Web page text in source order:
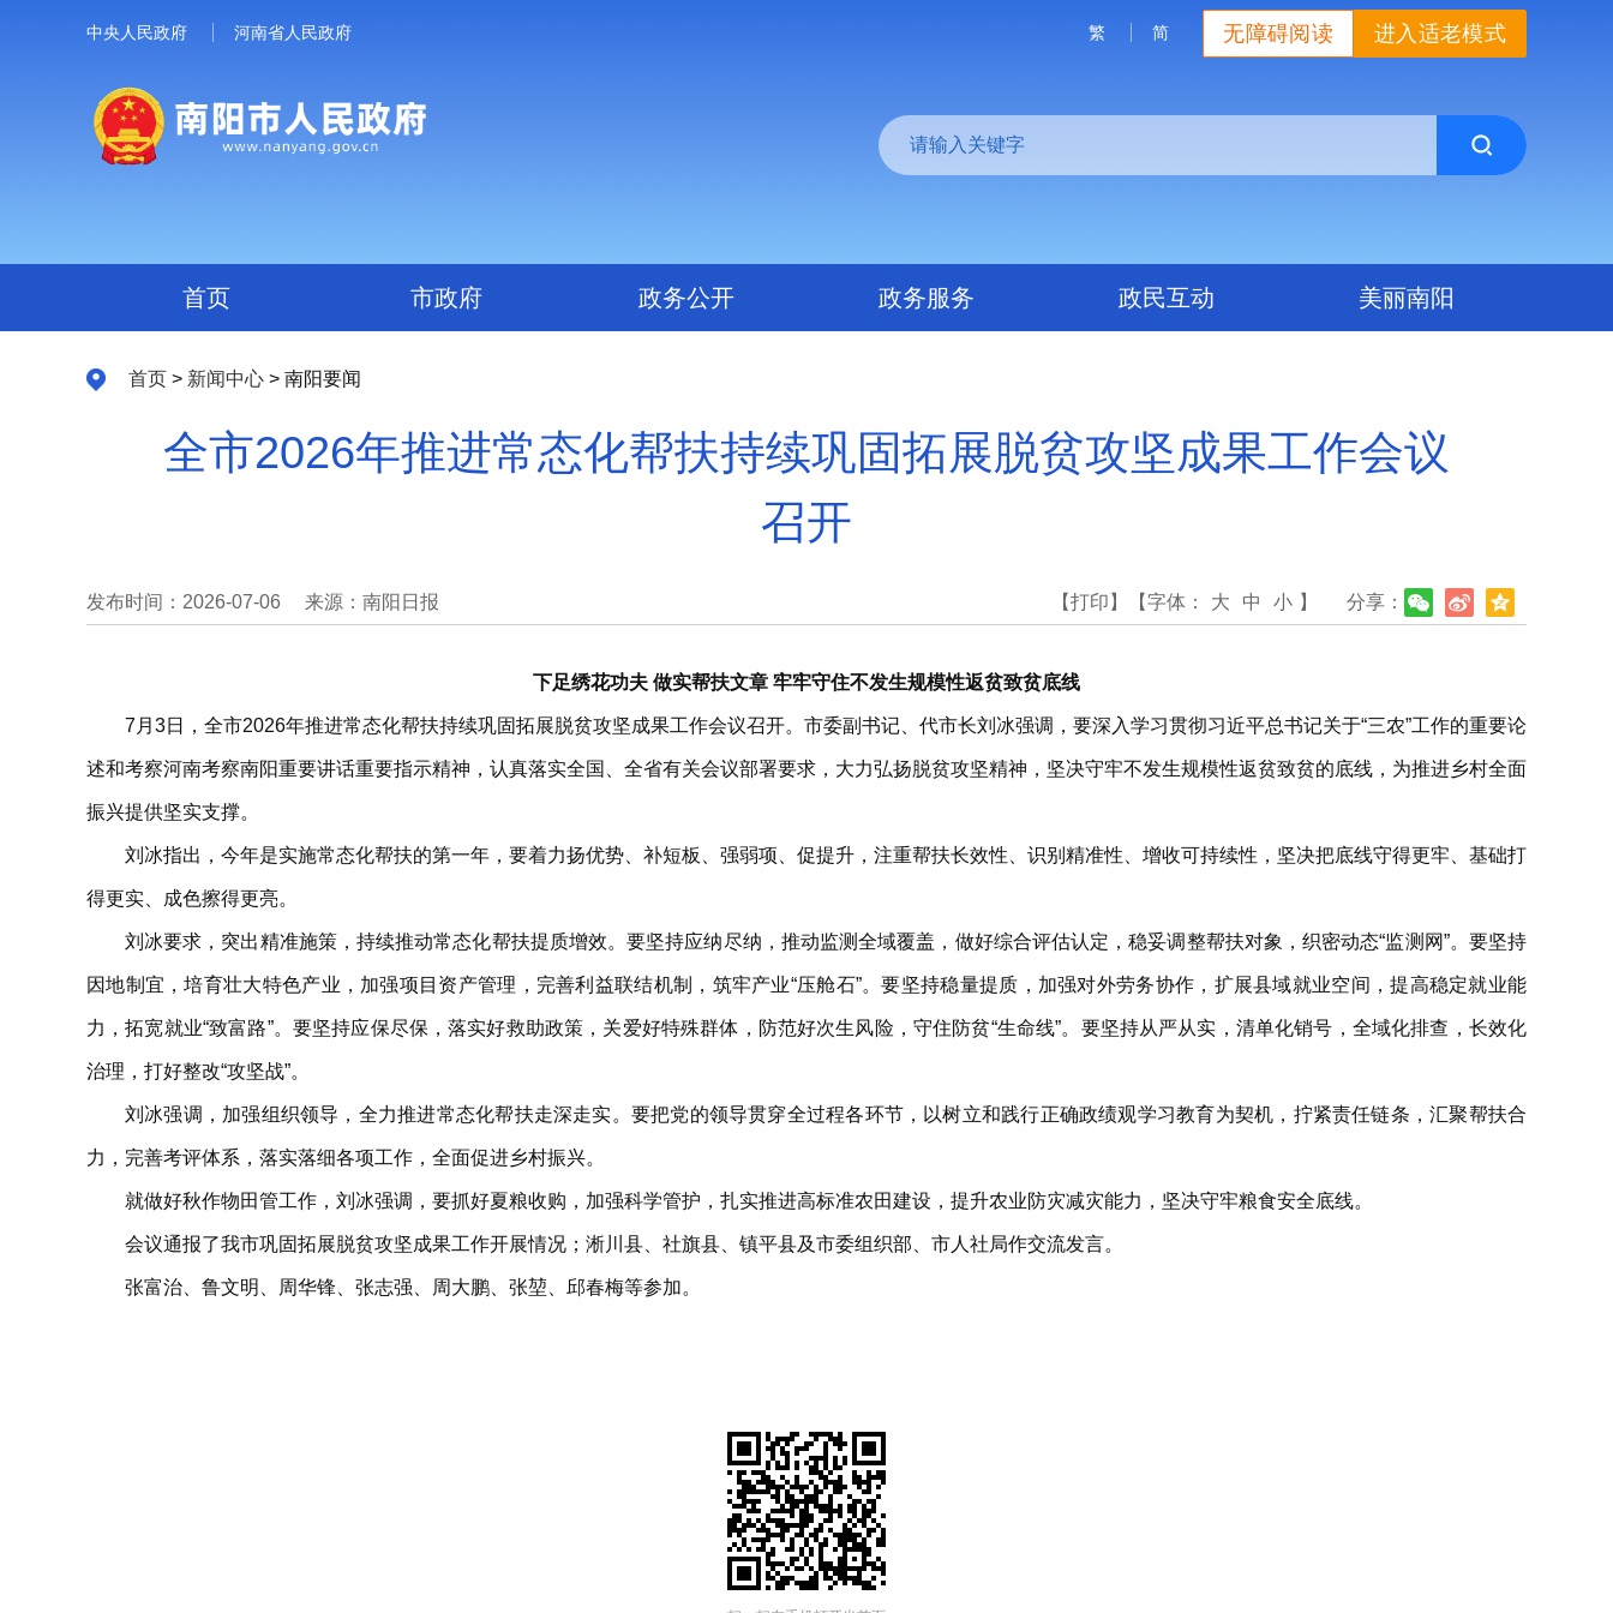
中央人民政府 河南省人民政府 进入适老模式
无障碍阅读
繁 简
首页 市政府 政务公开 政务服务 政民互动 美丽南阳
首页 > 新闻中心 > 南阳要闻
全市2026年推进常态化帮扶持续巩固拓展脱贫攻坚成果工作会议
召开
发布时间：2026-07-06 来源：南阳日报 分享：
【打印】 【字体： 大 中 小 】
下足绣花功夫 做实帮扶文章 牢牢守住不发生规模性返贫致贫底线
7月3日，全市2026年推进常态化帮扶持续巩固拓展脱贫攻坚成果工作会议召开。市委副书记、代市长刘冰强调，要深入学习贯彻习近平总书记关于“三农”工作的重要论
述和考察河南考察南阳重要讲话重要指示精神，认真落实全国、全省有关会议部署要求，大力弘扬脱贫攻坚精神，坚决守牢不发生规模性返贫致贫的底线，为推进乡村全面
振兴提供坚实支撑。
刘冰指出，今年是实施常态化帮扶的第一年，要着力扬优势、补短板、强弱项、促提升，注重帮扶长效性、识别精准性、增收可持续性，坚决把底线守得更牢、基础打
得更实、成色擦得更亮。
刘冰要求，突出精准施策，持续推动常态化帮扶提质增效。要坚持应纳尽纳，推动监测全域覆盖，做好综合评估认定，稳妥调整帮扶对象，织密动态“监测网”。要坚持
因地制宜，培育壮大特色产业，加强项目资产管理，完善利益联结机制，筑牢产业“压舱石”。要坚持稳量提质，加强对外劳务协作，扩展县域就业空间，提高稳定就业能
力，拓宽就业“致富路”。要坚持应保尽保，落实好救助政策，关爱好特殊群体，防范好次生风险，守住防贫“生命线”。要坚持从严从实，清单化销号，全域化排查，长效化
治理，打好整改“攻坚战”。
刘冰强调，加强组织领导，全力推进常态化帮扶走深走实。要把党的领导贯穿全过程各环节，以树立和践行正确政绩观学习教育为契机，拧紧责任链条，汇聚帮扶合
力，完善考评体系，落实落细各项工作，全面促进乡村振兴。
就做好秋作物田管工作，刘冰强调，要抓好夏粮收购，加强科学管护，扎实推进高标准农田建设，提升农业防灾减灾能力，坚决守牢粮食安全底线。
会议通报了我市巩固拓展脱贫攻坚成果工作开展情况；淅川县、社旗县、镇平县及市委组织部、市人社局作交流发言。
张富治、鲁文明、周华锋、张志强、周大鹏、张堃、邱春梅等参加。